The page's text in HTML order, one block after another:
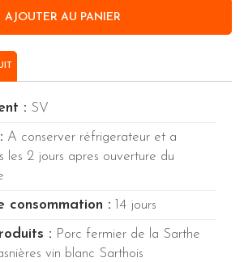
: SV
A conserver réfrigerateur et a
les 2 jours apres ouverture du
consommation : 14 jours
: Porc fermier de la Sarthe
vin blanc Sarthois